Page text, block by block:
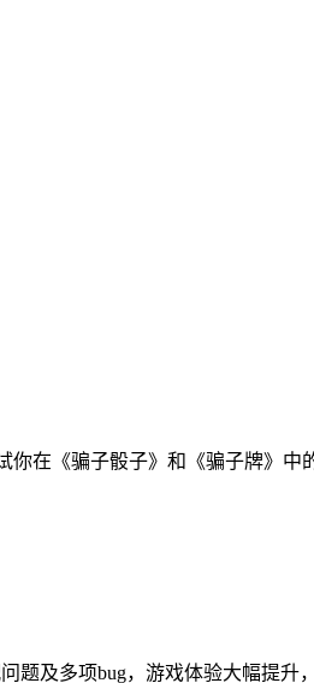
在《骗子骰子》和《骗子牌》
题及多项bug，游戏体验大幅提升